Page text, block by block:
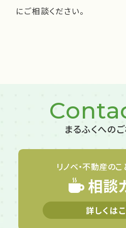
にご相談ください。
まるふくへの
リノベ・不動産のこ
相談
詳しくは